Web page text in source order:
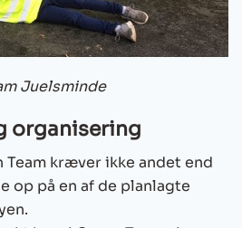
Juelsminde
organisering
kræver ikke andet end
op på en af de planlagte